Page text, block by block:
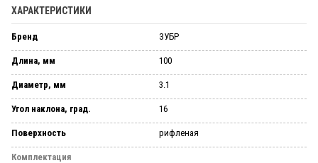
ХАРАКТЕРИСТИКИ
Бренд ЗУБР
Длина, мм 100
Диаметр, мм 3.1
Угол наклона, град. 16
Поверхность рифленая
Комплектация